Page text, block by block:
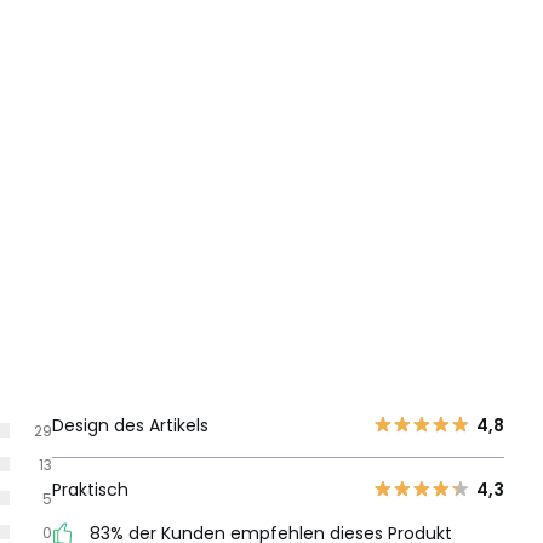
0
5
13
29Design des Artikels 4,8
Praktisch
4,3
83% der Kunden empfehlen dieses Produkt